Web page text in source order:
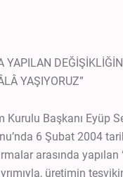
YAPILAN
YAŞIYORUZ”
Kurulu Başkanı Eyüp
6 Şubat 2004
arasında yapılan
üretimin